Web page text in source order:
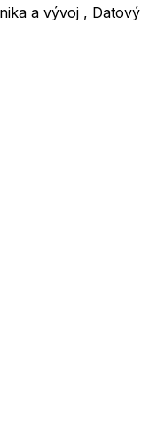
a vývoj , Datový